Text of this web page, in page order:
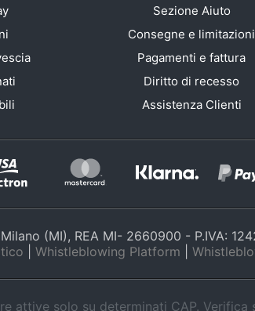
Sezione Aiuto
Consegne e limitazioni
Pagamenti e fattura
Diritto di recesso
Assistenza Clienti
(MI), REA MI- 2660900 - P.IVA:
Whistleblowing Platform
attive solo su determinati CAP. Verifica